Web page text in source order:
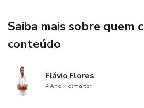
Saiba mais sobre quem
conteúdo
Flávio Flores
4 Ano Hotmarter